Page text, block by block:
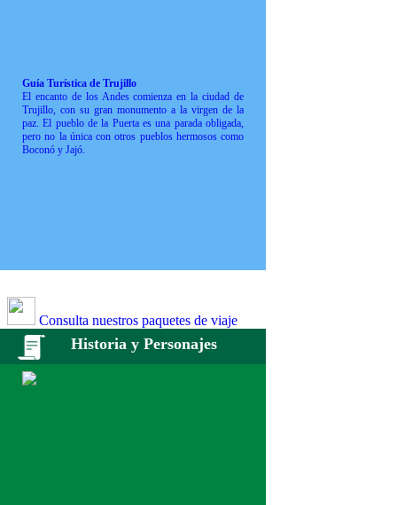
Guía Turística de Trujillo
El encanto de los Andes comienza en la ciudad de
Trujillo, con su gran monumento a la virgen de la
paz. El pueblo de la Puerta es una parada obligada,
pero no la única con otros pueblos hermosos como
Boconó y Jajó.
Consulta nuestros paquetes de viaje
Historia y Personajes